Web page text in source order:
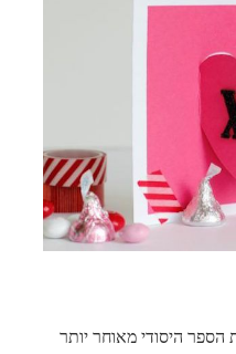
הספר היסודי מאוחר יותר